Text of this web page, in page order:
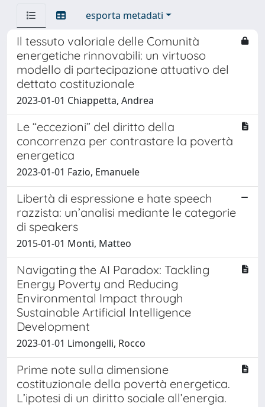
esporta metadati
Il tessuto valoriale delle Comunità
energetiche rinnovabili: un virtuoso
modello di partecipazione attuativo del
dettato costituzionale
2023-01-01 Chiappetta, Andrea
Le “eccezioni” del diritto della
concorrenza per contrastare la povertà
energetica
2023-01-01 Fazio, Emanuele
Libertà di espressione e hate speech
razzista: un’analisi mediante le categorie
di speakers
2015-01-01 Monti, Matteo
Navigating the AI Paradox: Tackling
Energy Poverty and Reducing
Environmental Impact through
Sustainable Artificial Intelligence
Development
2023-01-01 Limongelli, Rocco
Prime note sulla dimensione
costituzionale della povertà energetica.
L’ipotesi di un diritto sociale all’energia.